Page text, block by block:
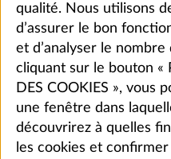
qualité. Nous utilisons
d’assurer le bon
et d’analyser le nombre
cliquant sur le bouton «
DES COOKIES », vous
une fenêtre dans
découvrirez à quelles
les cookies et